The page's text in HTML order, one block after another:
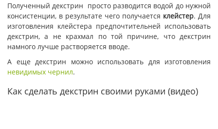
Полученный декстрин просто разводится водой до нужной
консистенции, в результате чего получается клейстер. Для
изготовления клейстера предпочтительней использовать
декстрин, а не крахмал по той причине, что декстрин
намного лучше растворяется вводе.
А еще декстрин можно использовать для изготовления
невидимых чернил.
Как сделать декстрин своими руками (видео)